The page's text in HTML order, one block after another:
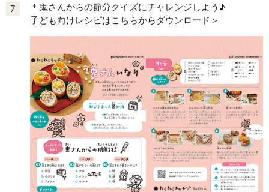
7
＊鬼さんからの節分クイズにチャレンジしよう♪
子ども向けレシピはこちらからダウンロード＞